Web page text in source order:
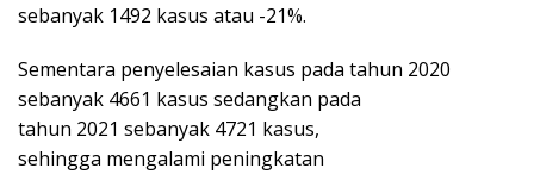
sebanyak 1492 kasus atau -21%.
Sementara penyelesaian kasus pada tahun 2020
sebanyak 4661 kasus sedangkan pada
tahun 2021 sebanyak 4721 kasus,
sehingga mengalami peningkatan